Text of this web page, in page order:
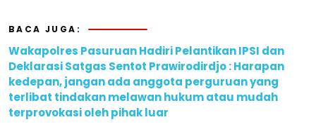
BACA JUGA:
Wakapolres Pasuruan Hadiri Pelantikan IPSI dan
Deklarasi Satgas Sentot Prawirodirdjo : Harapan
kedepan, jangan ada anggota perguruan yang
terlibat tindakan melawan hukum atau mudah
terprovokasi oleh pihak luar